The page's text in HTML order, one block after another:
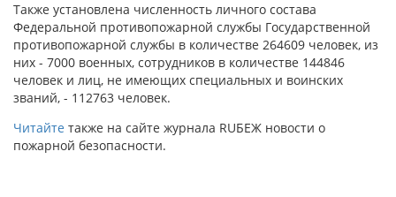
Также установлена численность личного состава
Федеральной противопожарной службы Государственной
противопожарной службы в количестве 264609 человек, из
них - 7000 военных, сотрудников в количестве 144846
человек и лиц, не имеющих специальных и воинских
званий, - 112763 человек.
Читайте также на сайте журнала RUБЕЖ новости о
пожарной безопасности.